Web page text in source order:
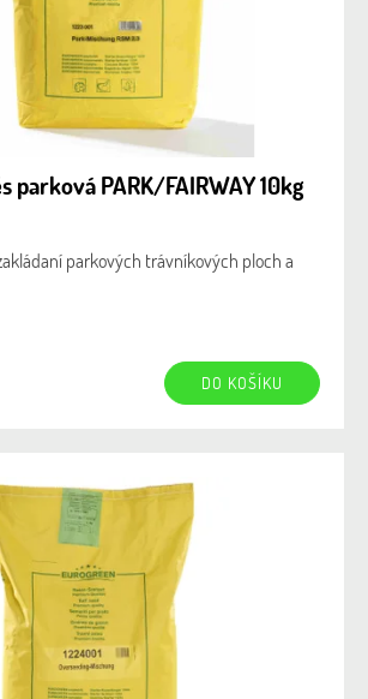
parková PARK/FAIRWAY 10kg
parkových trávníkových ploch a
DO KOŠÍKU